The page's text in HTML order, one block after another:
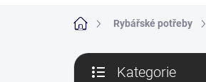
Domů Rybářské potřeby
P
Kategorie